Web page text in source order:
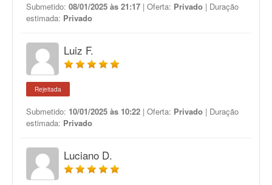
Submetido: 08/01/2025 às 21:17 | Oferta: Privado | Duração
estimada: Privado
Luiz F.
Rejeitada
Submetido: 10/01/2025 às 10:22 | Oferta: Privado | Duração
estimada: Privado
Luciano D.